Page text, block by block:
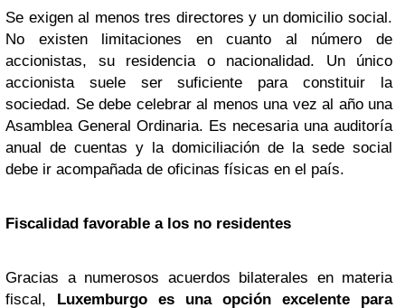
Se exigen al menos tres directores y un domicilio social.
No existen limitaciones en cuanto al número de
accionistas, su residencia o nacionalidad. Un único
accionista suele ser suficiente para constituir la
sociedad. Se debe celebrar al menos una vez al año una
Asamblea General Ordinaria. Es necesaria una auditoría
anual de cuentas y la domiciliación de la sede social
debe ir acompañada de oficinas físicas en el país.
Fiscalidad favorable a los no residentes
Gracias a numerosos acuerdos bilaterales en materia
fiscal, Luxemburgo es una opción excelente para